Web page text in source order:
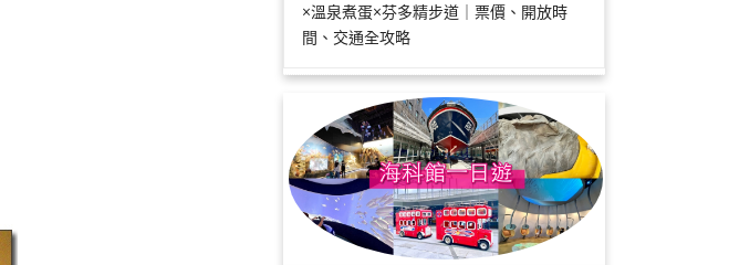
×溫泉煮蛋×芬多精步道｜票價、開放時
間、交通全攻略